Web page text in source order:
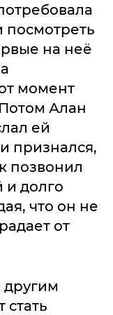
посмотреть
на неё
момент
Алан
ей
признался,
позвонил
и долго
что он не
от